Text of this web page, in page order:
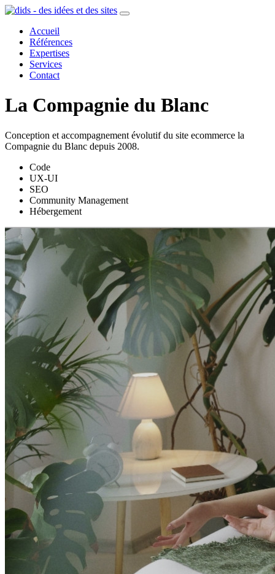
Accueil
Références
Expertises
Services
Contact
La Compagnie du Blanc
Conception et accompagnement évolutif du site ecommerce la
Compagnie du Blanc depuis 2008.
Code
UX-UI
SEO
Community Management
Hébergement